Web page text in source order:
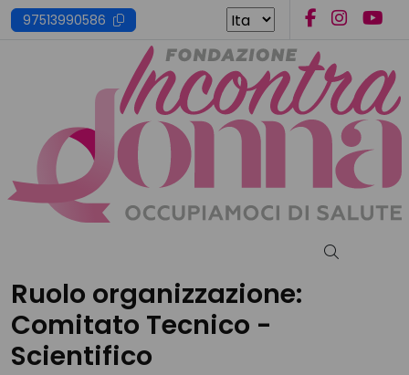
Skip
to
97513990586
Ruolo organizzazione:
Comitato Tecnico -
Scientifico